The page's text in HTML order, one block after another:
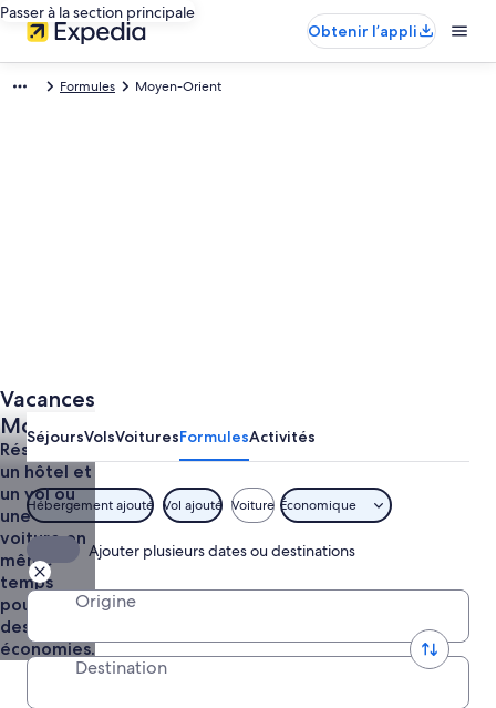
Passer à la section principale
Obtenir l’appli
Formules Moyen-Orient
Vacances
Moyen-
Orient
Réservez
un hôtel et
un vol ou
une
voiture en
même
temps
pour faire
des
économies.
SéjoursVolsVoituresFormulesActivités
Hébergement ajouté Vol ajouté Voiture Économique
Ajouter plusieurs dates ou destinations
Origine
Destination